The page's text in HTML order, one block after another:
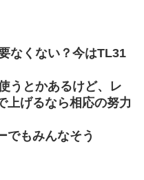
なくない？今はTL31
うとかあるけど、レ
上げるなら相応の努力
でもみんなそう